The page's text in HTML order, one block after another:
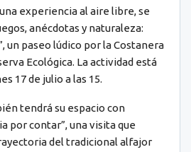
experiencia al aire libre, se
anécdotas y naturaleza:
un paseo lúdico por la Costanera
Ecológica. La actividad está
17 de julio a las 15.
tendrá su espacio con
por contar”, una visita que
del tradicional alfajor